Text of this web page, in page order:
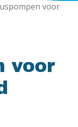
voor
voor